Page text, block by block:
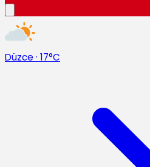
Düzce · 17°C